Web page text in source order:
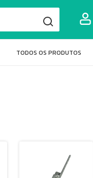
TODOS OS PRODUTOS